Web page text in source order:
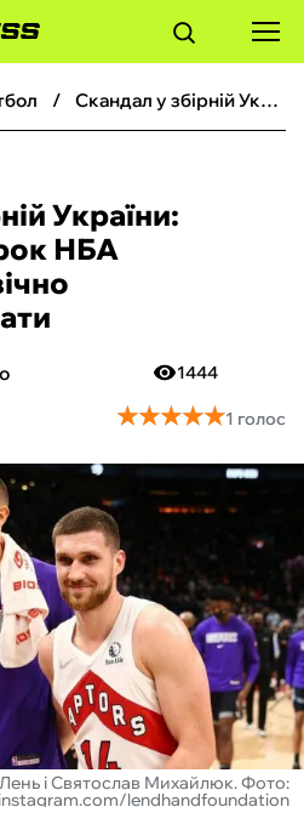
Скандал у збірній України: вітчизняних зірок НБА вимагають довічно дискваліфікувати
України:
НБА
1444
★★★★★
★★★★★1 голос
і Святослав Михайлюк. Фото:
lendhandfoundation